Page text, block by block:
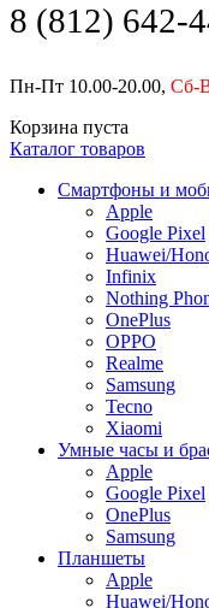
8 (812) 642-
Пн-Пт 10.00-20.00, Сб-
Корзина пуста
Каталог товаров
Смартфоны и
Apple
Google Pixel
Huawei/
Infinix
Nothing
OnePlus
OPPO
Realme
Samsung
Tecno
Xiaomi
Умные часы и
Apple
Google Pixel
OnePlus
Samsung
Планшеты
Apple
Huawei/